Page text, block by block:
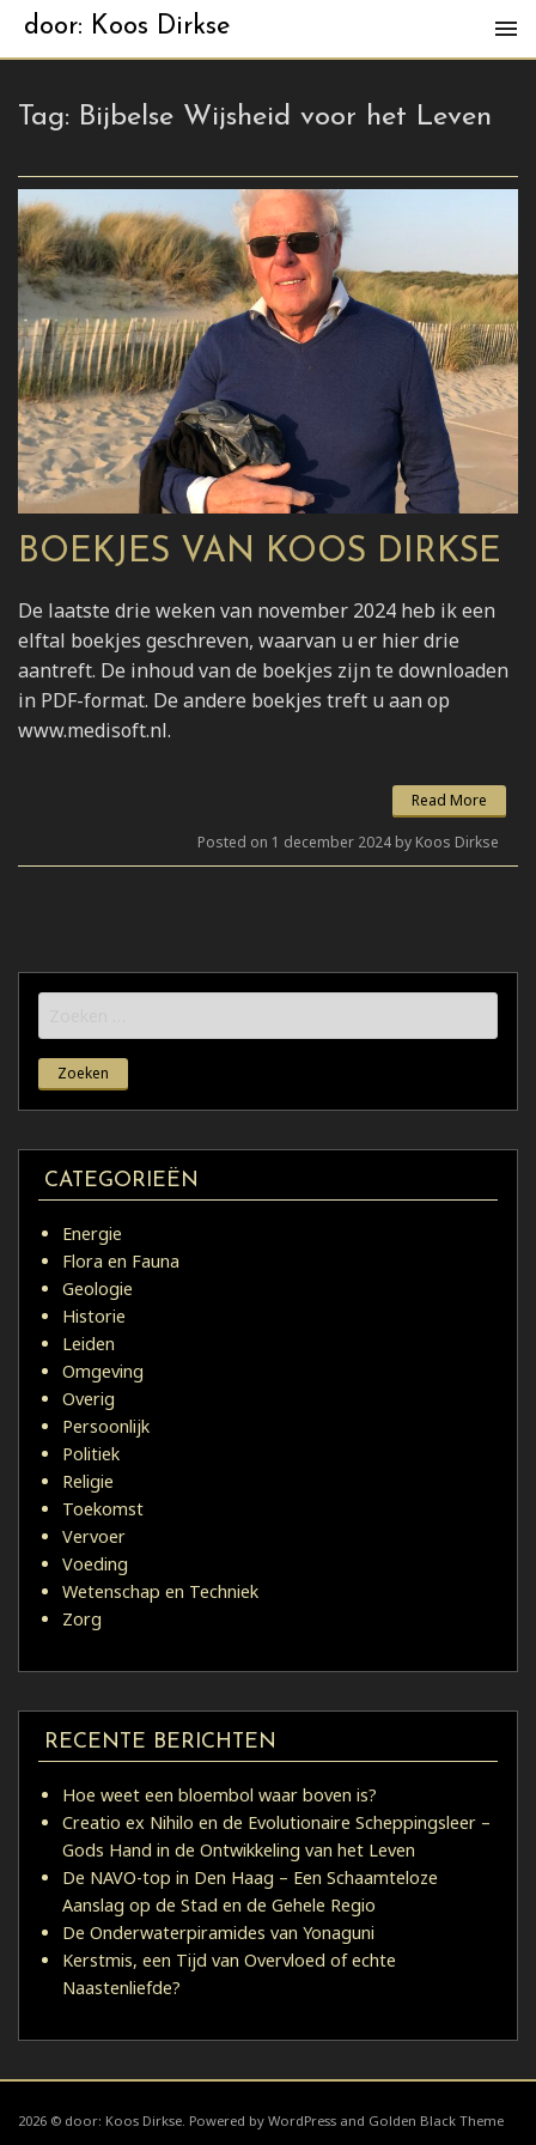
door: Koos Dirkse
Tag: Bijbelse Wijsheid voor het Leven
BOEKJES VAN KOOS DIRKSE
De laatste drie weken van november 2024 heb ik een
elftal boekjes geschreven, waarvan u er hier drie
aantreft. De inhoud van de boekjes zijn te downloaden
in PDF-format. De andere boekjes treft u aan op
www.medisoft.nl.
Read More
Posted on 1 december 2024 by Koos Dirkse
naar:
CATEGORIEËN
Energie
Flora en Fauna
Geologie
Historie
Leiden
Omgeving
Overig
Persoonlijk
Politiek
Religie
Toekomst
Vervoer
Voeding
Wetenschap en Techniek
Zorg
RECENTE BERICHTEN
Hoe weet een bloembol waar boven is?
Creatio ex Nihilo en de Evolutionaire Scheppingsleer –
Gods Hand in de Ontwikkeling van het Leven
De NAVO-top in Den Haag – Een Schaamteloze
Aanslag op de Stad en de Gehele Regio
De Onderwaterpiramides van Yonaguni
Kerstmis, een Tijd van Overvloed of echte
Naastenliefde?
2026 © door: Koos Dirkse. Powered by WordPress and Golden Black Theme